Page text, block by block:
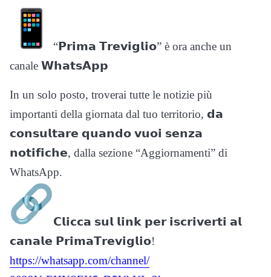
“𝗣𝗿𝗶𝗺𝗮 𝗧𝗿𝗲𝘃𝗶𝗴𝗹𝗶𝗼” è ora anche un
canale 𝗪𝗵𝗮𝘁𝘀𝗔𝗽𝗽
In un solo posto, troverai tutte le notizie più
importanti della giornata dal tuo territorio, 𝗱𝗮
𝗰𝗼𝗻𝘀𝘂𝗹𝘁𝗮𝗿𝗲 𝗾𝘂𝗮𝗻𝗱𝗼 𝘃𝘂𝗼𝗶 𝘀𝗲𝗻𝘇𝗮
𝗻𝗼𝘁𝗶𝗳𝗶𝗰𝗵𝗲, dalla sezione “Aggiornamenti” di
WhatsApp.
𝗖𝗹𝗶𝗰𝗰𝗮 𝘀𝘂𝗹 𝗹𝗶𝗻𝗸 𝗽𝗲𝗿 𝗶𝘀𝗰𝗿𝗶𝘃𝗲𝗿𝘁𝗶 𝗮𝗹
𝗰𝗮𝗻𝗮𝗹𝗲 𝗣𝗿𝗶𝗺𝗮𝗧𝗿𝗲𝘃𝗶𝗴𝗹𝗶𝗼!
https://whatsapp.com/channel/